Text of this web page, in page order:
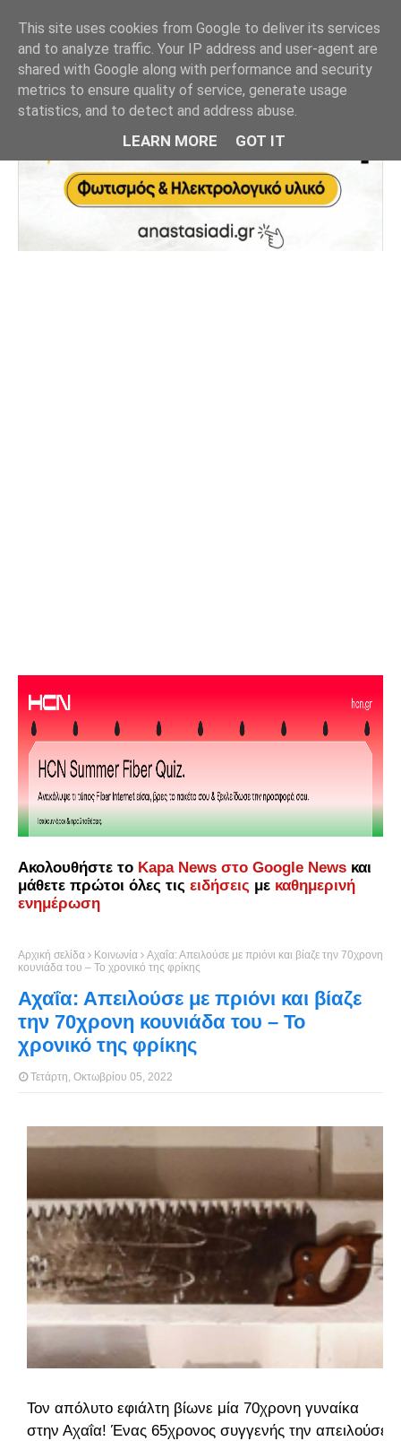
Ακολουθήστε το Kapa News στο Google News και
μάθετε πρώτοι όλες τις ειδήσεις με καθημερινή
ενημέρωση
Αρχική σελίδα Κοινωνία
Αχαΐα: Απειλούσε με πριόνι και βίαζε την 70χρονη
κουνιάδα του – Το χρονικό της φρίκης
Αχαΐα: Απειλούσε με πριόνι και βίαζε
την 70χρονη κουνιάδα του – Το
χρονικό της φρίκης
Τετάρτη, Οκτωβρίου 05, 2022
Τον απόλυτο εφιάλτη βίωνε μία 70χρονη γυναίκα
στην Αχαΐα! Ένας 65χρονος συγγενής την απειλούσε
This site uses cookies from Google to deliver its services
and to analyze traffic. Your IP address and user-agent are
shared with Google along with performance and security
metrics to ensure quality of service, generate usage
statistics, and to detect and address abuse.
LEARN MORE GOT IT